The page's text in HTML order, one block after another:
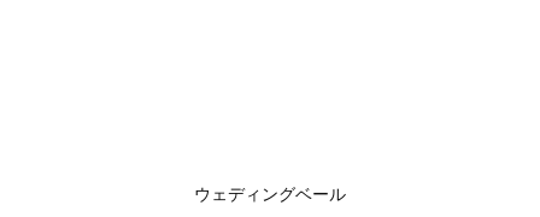
ウェディングベール